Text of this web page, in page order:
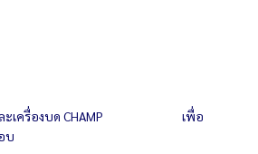
องบด CHAMP                             เพื่อ
บ